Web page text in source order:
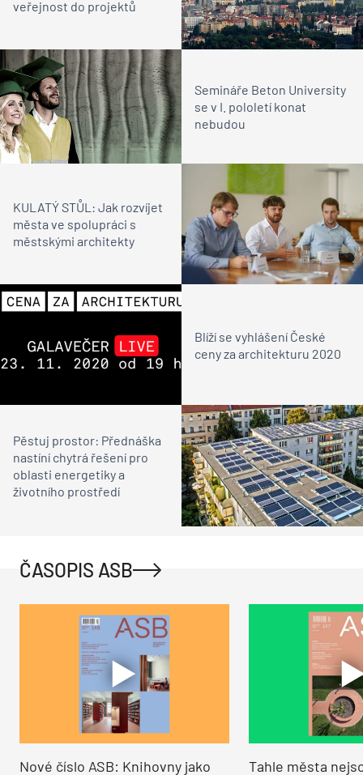
veřejnost do projektů
Semináře Beton University
se v I. pololetí konat
nebudou
KULATÝ STŮL: Jak rozvíjet
města ve spolupráci s
městskými architekty
Blíží se vyhlášení České
ceny za architekturu 2020
Pěstuj prostor: Přednáška
nastíní chytrá řešení pro
oblasti energetiky a
životního prostředí
ČASOPIS ASB
Nové číslo ASB: Knihovny jako
Tahle města